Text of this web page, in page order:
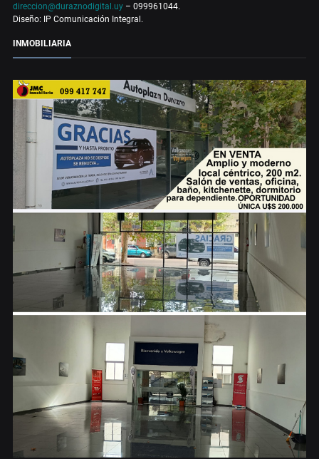
direccion@duraznodigital.uy – 099961044.
Diseño: IP Comunicación Integral.
INMOBILIARIA